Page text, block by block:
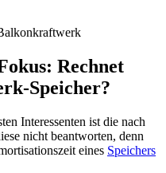
Rechnet
Speicher?
Interessenten ist die nach
nicht beantworten, denn
eines Speichers